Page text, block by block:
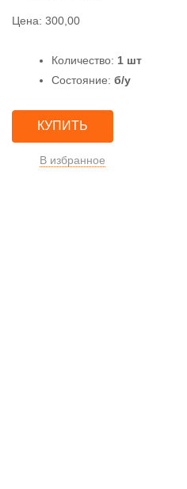
Цена: 300,00
Количество: 1 шт
Состояние: б/у
КУПИТЬ
В избранное